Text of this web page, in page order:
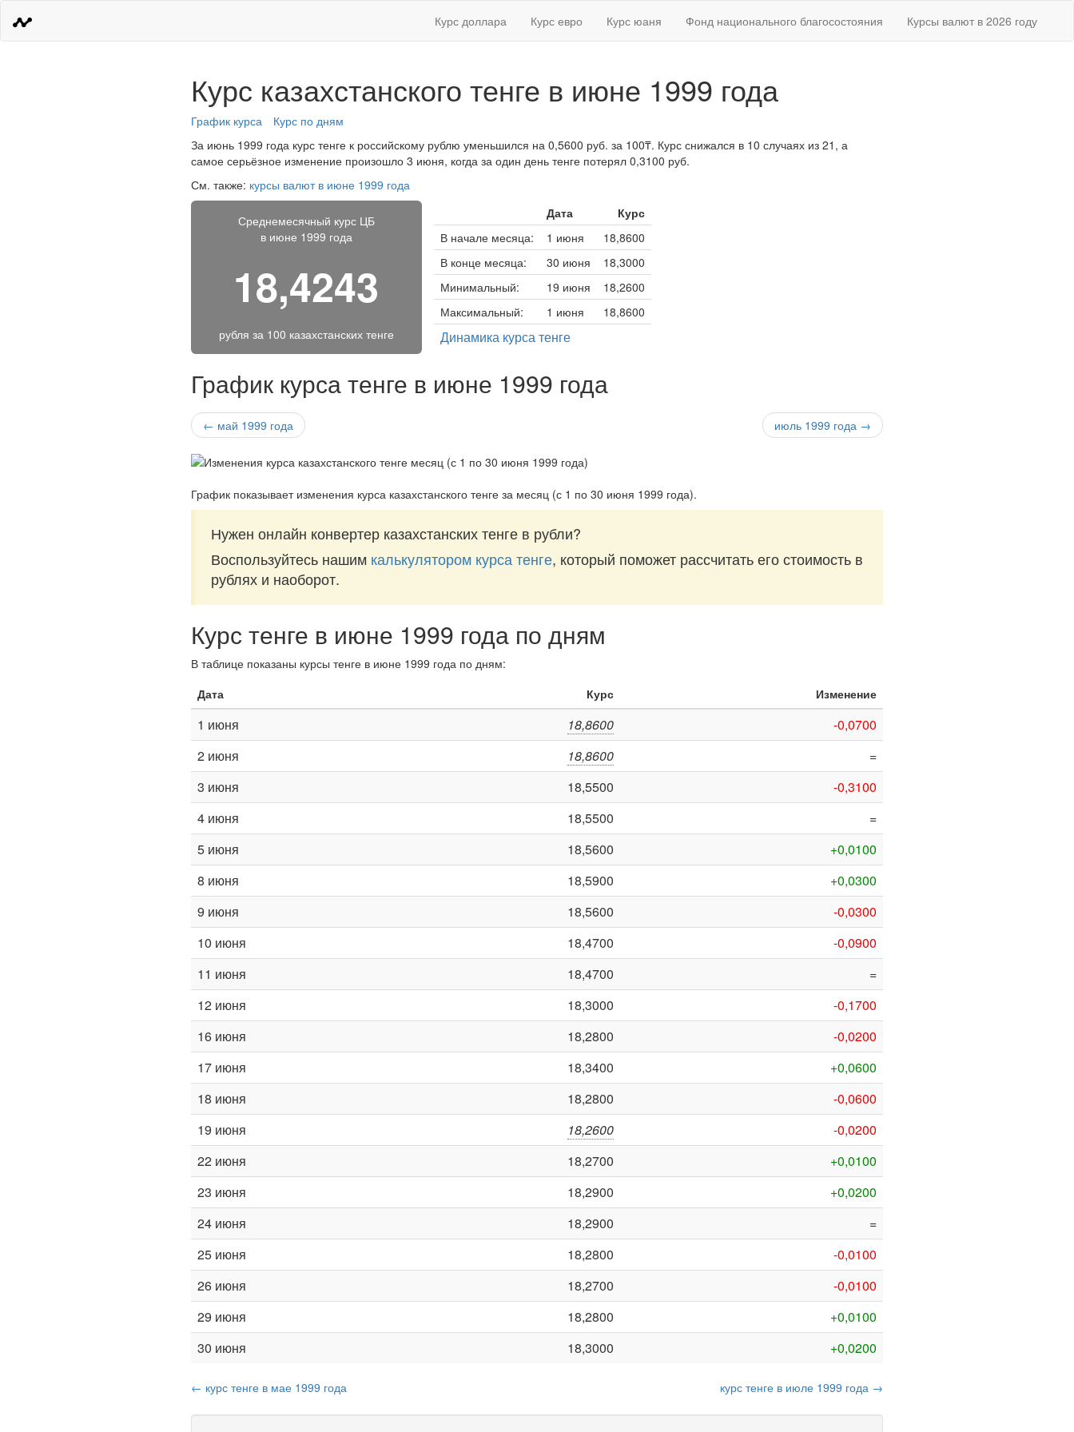
Курс доллара Курс евро Курс юаня Фонд национального благосостояния Курсы валют в 2026 году
Курс казахстанского тенге в июне 1999 года
График курса
Курс по дням
За июнь 1999 года курс тенге к российскому рублю уменьшился на 0,5600 руб. за 100₸. Курс снижался в 10 случаях из 21, а
самое серьёзное изменение произошло 3 июня, когда за один день тенге потерял 0,3100 руб.
См. также: курсы валют в июне 1999 года
Среднемесячный курс ЦБ
в июне 1999 года
18,4243
рубля за 100 казахстанских тенге
Дата
Курс
В начале месяца:
1 июня
18,8600
В конце месяца:
30 июня
18,3000
Минимальный:
19 июня
18,2600
Максимальный:
1 июня 18,8600
Динамика курса тенге
График курса тенге в июне 1999 года
← май 1999 года июль 1999 года →
График показывает изменения курса казахстанского тенге за месяц (с 1 по 30 июня 1999 года).
Нужен онлайн конвертер казахстанских тенге в рубли?
Воспользуйтесь нашим калькулятором курса тенге, который поможет рассчитать его стоимость в
рублях и наоборот.
Курс тенге в июне 1999 года по дням
В таблице показаны курсы тенге в июне 1999 года по дням:
Дата
Курс Изменение
1 июня 18,8600
-0,0700
2 июня
18,8600
=
3 июня
18,5500
-0,3100
4 июня
18,5500
=
5 июня
18,5600
+0,0100
8 июня
18,5900
+0,0300
9 июня
18,5600
-0,0300
10 июня
18,4700
-0,0900
11 июня
18,4700
=
12 июня
18,3000
-0,1700
16 июня
18,2800
-0,0200
17 июня
18,3400
+0,0600
18 июня
18,2800
-0,0600
19 июня
18,2600
-0,0200
22 июня
18,2700
+0,0100
23 июня
18,2900
+0,0200
24 июня
18,2900
=
25 июня
18,2800
-0,0100
26 июня
18,2700
-0,0100
29 июня
18,2800
+0,0100
30 июня
18,3000 +0,0200
← курс тенге в мае 1999 года курс тенге в июле 1999 года →